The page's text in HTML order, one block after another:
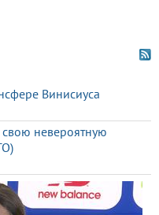
Винисиуса
невероятную